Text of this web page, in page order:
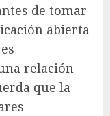
de tomar
abierta
relación
que la